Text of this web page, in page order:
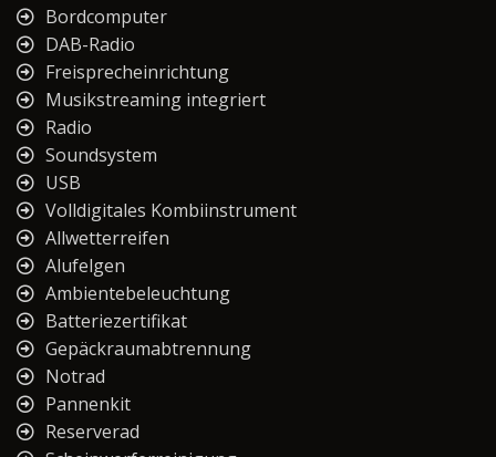
Bordcomputer
DAB-Radio
Freisprecheinrichtung
Musikstreaming integriert
Radio
Soundsystem
USB
Volldigitales Kombiinstrument
Allwetterreifen
Alufelgen
Ambientebeleuchtung
Batteriezertifikat
Gepäckraumabtrennung
Notrad
Pannenkit
Reserverad